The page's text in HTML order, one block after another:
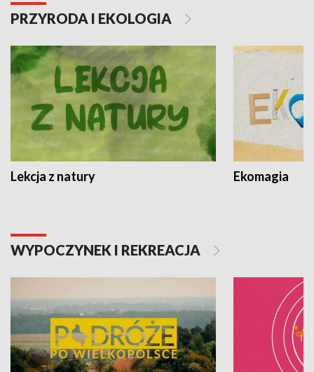
PRZYRODA I EKOLOGIA
Lekcja z natury Ekomagia
WYPOCZYNEK I REKREACJA